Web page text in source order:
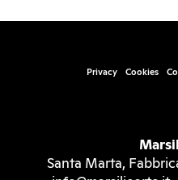
Privacy Cookies
Santa Marta,